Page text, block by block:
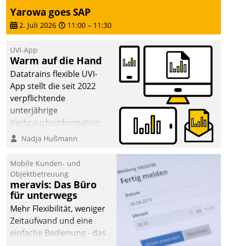
Yarowa goes SAP
2. Juli 2026 11:00 – 11:30
UVI-App
Warm auf die Hand
Datatrains flexible UVI-
App stellt die seit 2022
verpflichtende
unterjährige
Verbrauchsinformation
schnell, zuverlässig und
Die monatlichen
Mitteilungen zum
Heizungs- und
Wasserverbrauch gehen
automatisiert, vollständig
und auf Wunsch über
mehrere zuvor
Nadja Hußmann
Mobile Kunden- und
Objektbetreuung
meravis: Das Büro
für unterwegs
Mehr Flexibilität, weniger
Zeitaufwand und eine
einfache Bedienung - das